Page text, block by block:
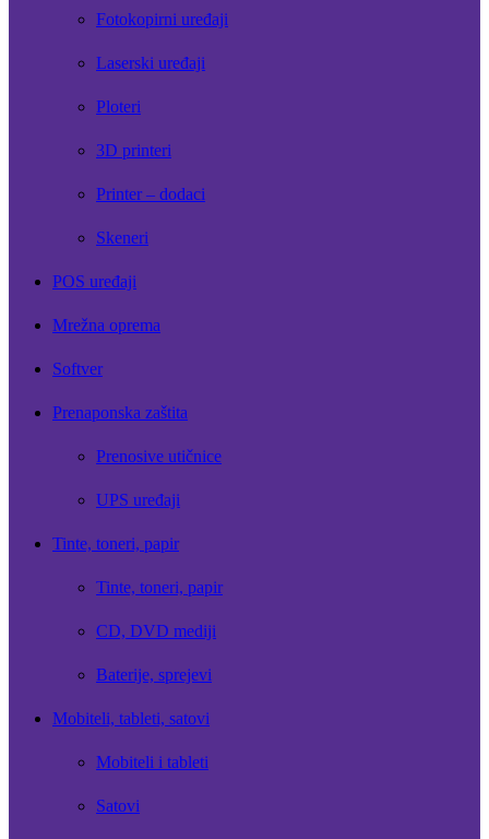
Fotokopirni uređaji
Laserski uređaji
Ploteri
3D printeri
Printer – dodaci
Skeneri
POS uređaji
Mrežna oprema
Softver
Prenaponska zaštita
Prenosive utičnice
UPS uređaji
Tinte, toneri, papir
Tinte, toneri, papir
CD, DVD mediji
Baterije, sprejevi
Mobiteli, tableti, satovi
Mobiteli i tableti
Satovi